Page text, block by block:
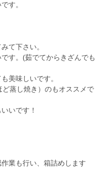
す。
て下さい。
す。(茹でてからきざんでも
美味しいです。
蒸し焼き）のもオススメで
いです！
業も行い、箱詰めします